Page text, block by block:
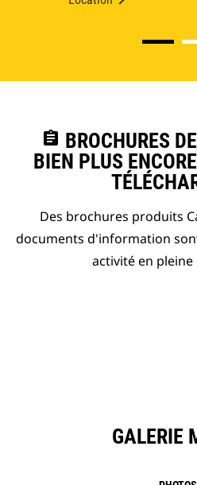
assignment BROCHURES
BIEN PLUS
Des brochures produits
documents d'information
activité en pleine
GALERIE